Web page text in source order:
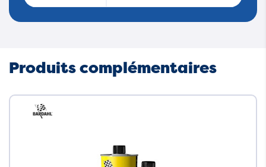
Produits complémentaires
Neuf